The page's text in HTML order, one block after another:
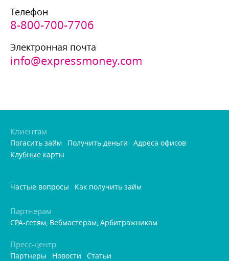
Телефон
8-800-700-7706
Электронная почта
info@expressmoney.com
Клиентам
Погасить займ Получить деньги
Адреса офисо
Клубные карты
Частые вопросы Как получить займ
Партнерам
CPA-сетям, Вебмастерам, Арбитражникам
Пресс-центр
Партнеры Новости Статьи